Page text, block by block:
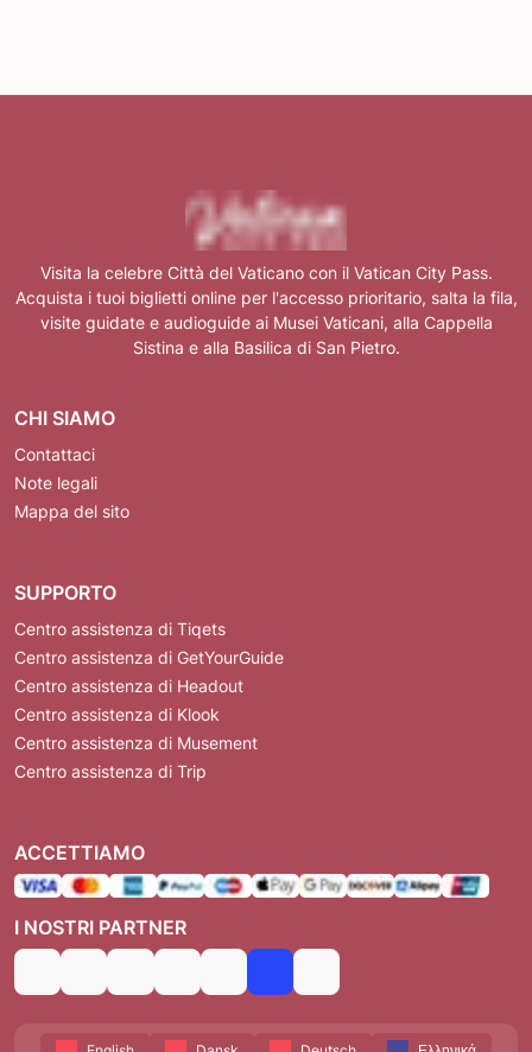
Visita la celebre Città del Vaticano con il Vatican City Pass.
Acquista i tuoi biglietti online per l'accesso prioritario, salta la fila,
visite guidate e audioguide ai Musei Vaticani, alla Cappella
Sistina e alla Basilica di San Pietro.
CHI SIAMO
Contattaci
Note legali
Mappa del sito
SUPPORTO
Centro assistenza di Tiqets
Centro assistenza di GetYourGuide
Centro assistenza di Headout
Centro assistenza di Klook
Centro assistenza di Musement
Centro assistenza di Trip
ACCETTIAMO
I NOSTRI PARTNER